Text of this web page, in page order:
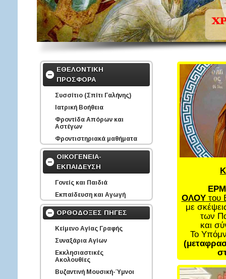
ΕΘΕΛΟΝΤΙΚΗ
ΠΡΟΣΦΟΡΑ
Συσσίτιο (Σπίτι Γαλήνης)
Ιατρική Βοήθεια
Φροντίδα Απόρων και
Αστέγων
Φροντιστηριακά μαθήματα
ΟΙΚΟΓΕΝΕΙΑ-
ΕΚΠΑΙΔΕΥΣΗ
Γονείς και Παιδιά
Εκπαίδευση και Αγωγή
ΟΡΘΟΔΟΞΕΣ ΠΗΓΕΣ
Κείμενο Αγίας Γραφής
Συναξάρια Αγίων
Εκκλησιαστικές
Ακολουθίες
Βυζαντινή Μουσική-Ύμνοι
ΟΛΟΥτου
με
των
και
Το